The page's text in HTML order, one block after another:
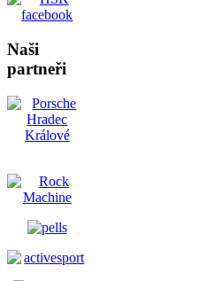
Naši
partneři